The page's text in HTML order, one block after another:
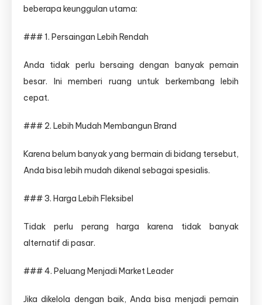
beberapa keunggulan utama:
### 1. Persaingan Lebih Rendah
Anda tidak perlu bersaing dengan banyak pemain
besar. Ini memberi ruang untuk berkembang lebih
cepat.
### 2. Lebih Mudah Membangun Brand
Karena belum banyak yang bermain di bidang tersebut,
Anda bisa lebih mudah dikenal sebagai spesialis.
### 3. Harga Lebih Fleksibel
Tidak perlu perang harga karena tidak banyak
alternatif di pasar.
### 4. Peluang Menjadi Market Leader
Jika dikelola dengan baik, Anda bisa menjadi pemain